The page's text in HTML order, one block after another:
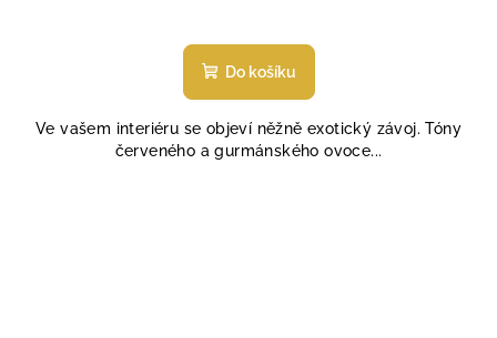
Do košíku
Ve vašem interiéru se objeví něžně exotický závoj. Tóny
červeného a gurmánského ovoce...